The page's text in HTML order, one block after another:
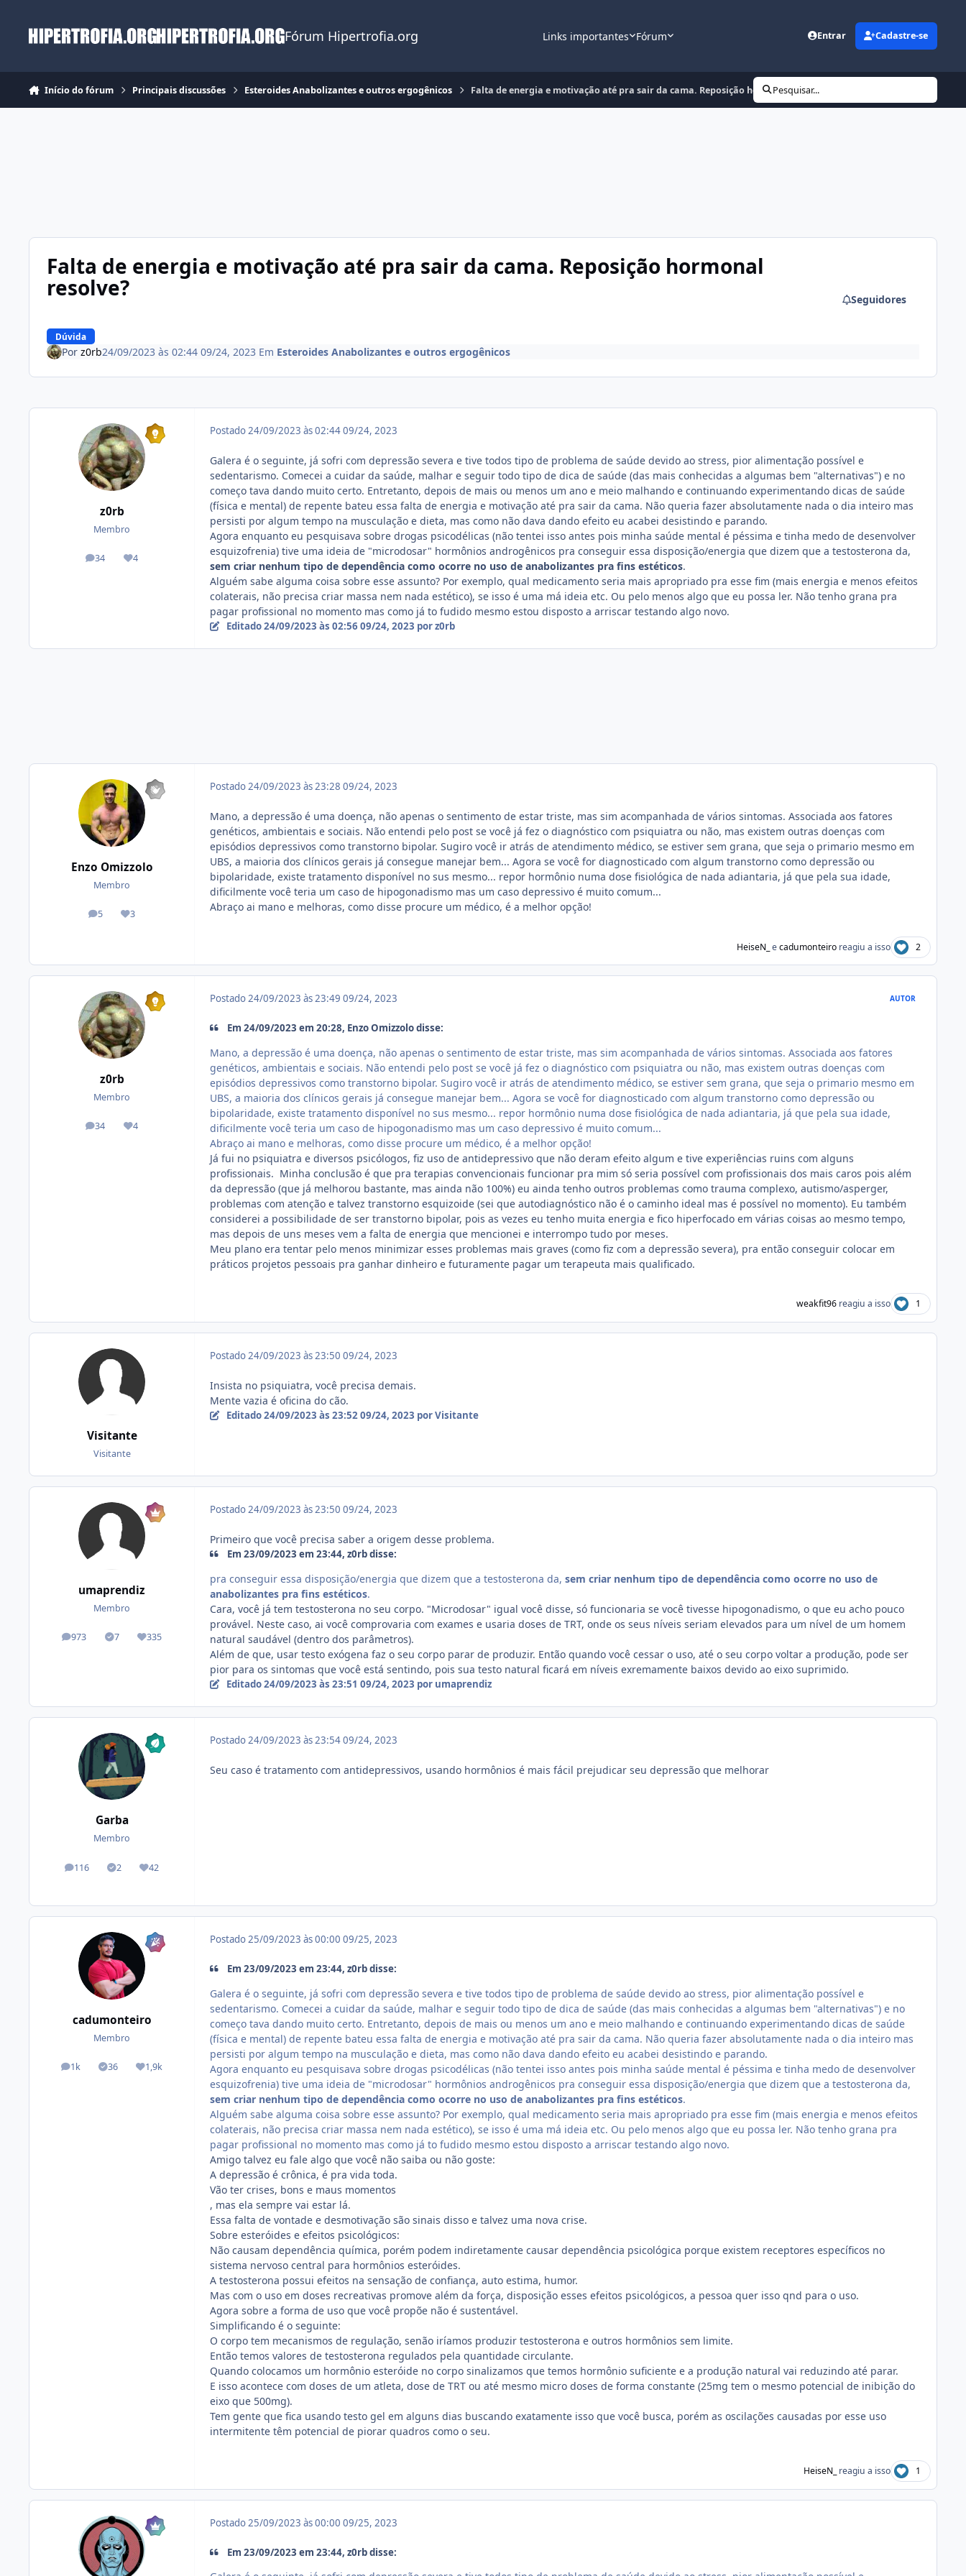
Fórum Hipertrofia.org Links importantes Fórum Entrar Cadastre-se
Início do fórum Principais discussões Esteroides Anabolizantes e outros ergogênicos Falta de energia e motivação até pra sair da cama. Reposição hormonal resolve?
Pesquisar...
Falta de energia e motivação até pra sair da cama. Reposição hormonal
resolve?
Dúvida
Seguidores
Por z0rb24/09/2023 às 02:44 09/24, 2023 Em Esteroides Anabolizantes e outros ergogênicos
z0rb
Membro
34
posts 4
Reputação
Postado24/09/2023 às 02:4409/24, 2023
Galera é o seguinte, já sofri com depressão severa e tive todos tipo de problema de saúde devido ao stress, pior alimentação possível e
sedentarismo. Comecei a cuidar da saúde, malhar e seguir todo tipo de dica de saúde (das mais conhecidas a algumas bem "alternativas") e no
começo tava dando muito certo. Entretanto, depois de mais ou menos um ano e meio malhando e continuando experimentando dicas de saúde
(física e mental) de repente bateu essa falta de energia e motivação até pra sair da cama. Não queria fazer absolutamente nada o dia inteiro mas
persisti por algum tempo na musculação e dieta, mas como não dava dando efeito eu acabei desistindo e parando.
Agora enquanto eu pesquisava sobre drogas psicodélicas (não tentei isso antes pois minha saúde mental é péssima e tinha medo de desenvolver
esquizofrenia) tive uma ideia de "microdosar" hormônios androgênicos pra conseguir essa disposição/energia que dizem que a testosterona da,
sem criar nenhum tipo de dependência como ocorre no uso de anabolizantes pra fins estéticos.
Alguém sabe alguma coisa sobre esse assunto? Por exemplo, qual medicamento seria mais apropriado pra esse fim (mais energia e menos efeitos
colaterais, não precisa criar massa nem nada estético), se isso é uma má ideia etc. Ou pelo menos algo que eu possa ler. Não tenho grana pra
pagar profissional no momento mas como já to fudido mesmo estou disposto a arriscar testando algo novo.
Editado24/09/2023 às 02:56 09/24, 2023 por z0rb
Enzo Omizzolo
Membro
5
posts 3
Reputação
Postado24/09/2023 às 23:28 09/24, 2023
Mano, a depressão é uma doença, não apenas o sentimento de estar triste, mas sim acompanhada de vários sintomas. Associada aos fatores
genéticos, ambientais e sociais. Não entendi pelo post se você já fez o diagnóstico com psiquiatra ou não, mas existem outras doenças com
episódios depressivos como transtorno bipolar. Sugiro você ir atrás de atendimento médico, se estiver sem grana, que seja o primario mesmo em
UBS, a maioria dos clínicos gerais já consegue manejar bem... Agora se você for diagnosticado com algum transtorno como depressão ou
bipolaridade, existe tratamento disponível no sus mesmo... repor hormônio numa dose fisiológica de nada adiantaria, já que pela sua idade,
dificilmente você teria um caso de hipogonadismo mas um caso depressivo é muito comum...
Abraço ai mano e melhoras, como disse procure um médico, é a melhor opção!
HeiseN_ ecadumonteiroreagiu a isso 2
z0rb
Membro
34
posts 4
Reputação
Postado24/09/2023 às 23:49 09/24, 2023 AUTOR
Em 24/09/2023 em 20:28, Enzo Omizzolo disse:
Mano, a depressão é uma doença, não apenas o sentimento de estar triste, mas sim acompanhada de vários sintomas. Associada aos fatores
genéticos, ambientais e sociais. Não entendi pelo post se você já fez o diagnóstico com psiquiatra ou não, mas existem outras doenças com
episódios depressivos como transtorno bipolar. Sugiro você ir atrás de atendimento médico, se estiver sem grana, que seja o primario mesmo em
UBS, a maioria dos clínicos gerais já consegue manejar bem... Agora se você for diagnosticado com algum transtorno como depressão ou
bipolaridade, existe tratamento disponível no sus mesmo... repor hormônio numa dose fisiológica de nada adiantaria, já que pela sua idade,
dificilmente você teria um caso de hipogonadismo mas um caso depressivo é muito comum...
Abraço ai mano e melhoras, como disse procure um médico, é a melhor opção!
Já fui no psiquiatra e diversos psicólogos, fiz uso de antidepressivo que não deram efeito algum e tive experiências ruins com alguns
profissionais. Minha conclusão é que pra terapias convencionais funcionar pra mim só seria possível com profissionais dos mais caros pois além
da depressão (que já melhorou bastante, mas ainda não 100%) eu ainda tenho outros problemas como trauma complexo, autismo/asperger,
problemas com atenção e talvez transtorno esquizoide (sei que autodiagnóstico não é o caminho ideal mas é possível no momento). Eu também
considerei a possibilidade de ser transtorno bipolar, pois as vezes eu tenho muita energia e fico hiperfocado em várias coisas ao mesmo tempo,
mas depois de uns meses vem a falta de energia que mencionei e interrompo tudo por meses.
Meu plano era tentar pelo menos minimizar esses problemas mais graves (como fiz com a depressão severa), pra então conseguir colocar em
práticos projetos pessoais pra ganhar dinheiro e futuramente pagar um terapeuta mais qualificado.
weakfit96reagiu a isso 1
Visitante
Visitante
Postado24/09/2023 às 23:50 09/24, 2023
Insista no psiquiatra, você precisa demais.
Mente vazia é oficina do cão.
Editado24/09/2023 às 23:5209/24, 2023 por Visitante
umaprendiz
Membro
973
posts 7
Tópicos solucionados
335
Reputação
Postado24/09/2023 às 23:50 09/24, 2023
Primeiro que você precisa saber a origem desse problema.
Em 23/09/2023 em 23:44, z0rb disse:
pra conseguir essa disposição/energia que dizem que a testosterona da, sem criar nenhum tipo de dependência como ocorre no uso de
anabolizantes pra fins estéticos.
Cara, você já tem testosterona no seu corpo. "Microdosar" igual você disse, só funcionaria se você tivesse hipogonadismo, o que eu acho pouco
provável. Neste caso, ai você comprovaria com exames e usaria doses de TRT, onde os seus níveis seriam elevados para um nível de um homem
natural saudável (dentro dos parâmetros).
Além de que, usar testo exógena faz o seu corpo parar de produzir. Então quando você cessar o uso, até o seu corpo voltar a produção, pode ser
pior para os sintomas que você está sentindo, pois sua testo natural ficará em níveis exremamente baixos devido ao eixo suprimido.
Editado24/09/2023 às 23:51 09/24, 2023 por umaprendiz
Garba
Membro
116
posts 2
Tópicos solucionados
42
Reputação
Postado 24/09/2023 às 23:5409/24, 2023
Seu caso é tratamento com antidepressivos, usando hormônios é mais fácil prejudicar seu depressão que melhorar
cadumonteiro
Membro
1k
posts 36
Tópicos solucionados
1,9k
Reputação
Postado25/09/2023 às 00:00 09/25, 2023
Em 23/09/2023 em 23:44, z0rb disse:
Galera é o seguinte, já sofri com depressão severa e tive todos tipo de problema de saúde devido ao stress, pior alimentação possível e
sedentarismo. Comecei a cuidar da saúde, malhar e seguir todo tipo de dica de saúde (das mais conhecidas a algumas bem "alternativas") e no
começo tava dando muito certo. Entretanto, depois de mais ou menos um ano e meio malhando e continuando experimentando dicas de saúde
(física e mental) de repente bateu essa falta de energia e motivação até pra sair da cama. Não queria fazer absolutamente nada o dia inteiro mas
persisti por algum tempo na musculação e dieta, mas como não dava dando efeito eu acabei desistindo e parando.
Agora enquanto eu pesquisava sobre drogas psicodélicas (não tentei isso antes pois minha saúde mental é péssima e tinha medo de desenvolver
esquizofrenia) tive uma ideia de "microdosar" hormônios androgênicos pra conseguir essa disposição/energia que dizem que a testosterona da,
sem criar nenhum tipo de dependência como ocorre no uso de anabolizantes pra fins estéticos.
Alguém sabe alguma coisa sobre esse assunto? Por exemplo, qual medicamento seria mais apropriado pra esse fim (mais energia e menos efeitos
colaterais, não precisa criar massa nem nada estético), se isso é uma má ideia etc. Ou pelo menos algo que eu possa ler. Não tenho grana pra
pagar profissional no momento mas como já to fudido mesmo estou disposto a arriscar testando algo novo.
Amigo talvez eu fale algo que você não saiba ou não goste:
A depressão é crônica, é pra vida toda.
Vão ter crises, bons e maus momentos
, mas ela sempre vai estar lá.
Essa falta de vontade e desmotivação são sinais disso e talvez uma nova crise.
Sobre esteróides e efeitos psicológicos:
Não causam dependência química, porém podem indiretamente causar dependência psicológica porque existem receptores específicos no
sistema nervoso central para hormônios esteróides.
A testosterona possui efeitos na sensação de confiança, auto estima, humor.
Mas com o uso em doses recreativas promove além da força, disposição esses efeitos psicológicos, a pessoa quer isso qnd para o uso.
Agora sobre a forma de uso que você propõe não é sustentável.
Simplificando é o seguinte:
O corpo tem mecanismos de regulação, senão iríamos produzir testosterona e outros hormônios sem limite.
Então temos valores de testosterona regulados pela quantidade circulante.
Quando colocamos um hormônio esteróide no corpo sinalizamos que temos hormônio suficiente e a produção natural vai reduzindo até parar.
E isso acontece com doses de um atleta, dose de TRT ou até mesmo micro doses de forma constante (25mg tem o mesmo potencial de inibição do
eixo que 500mg).
Tem gente que fica usando testo gel em alguns dias buscando exatamente isso que você busca, porém as oscilações causadas por esse uso
intermitente têm potencial de piorar quadros como o seu.
HeiseN_ reagiu a isso 1
Postado25/09/2023 às 00:00 09/25, 2023
Em 23/09/2023 em 23:44, z0rb disse: